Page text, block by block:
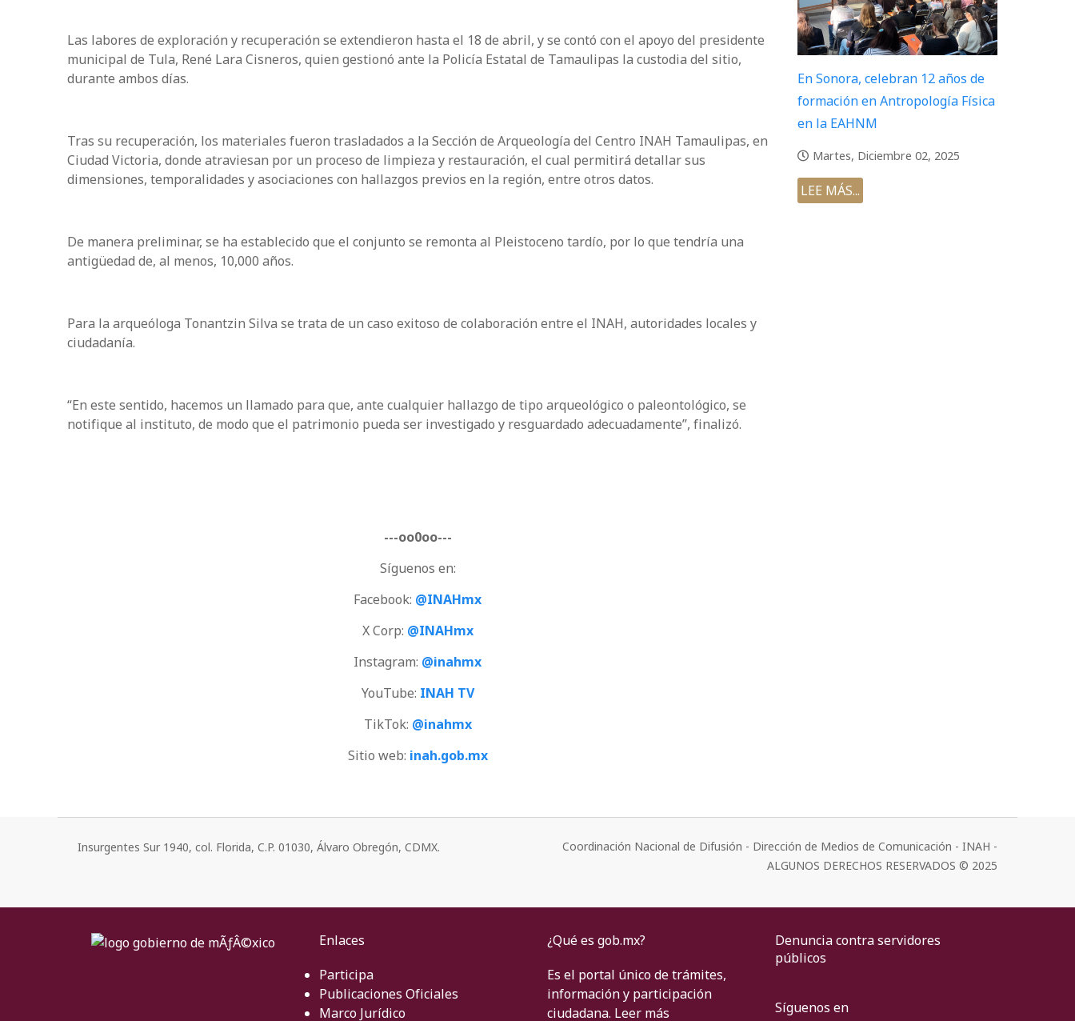
Las labores de exploración y recuperación se extendieron hasta el 18 de abril, y se contó con el apoyo del presidente
municipal de Tula, René Lara Cisneros, quien gestionó ante la Policía Estatal de Tamaulipas la custodia del sitio,
durante ambos días.
Tras su recuperación, los materiales fueron trasladados a la Sección de Arqueología del Centro INAH Tamaulipas, en
Ciudad Victoria, donde atraviesan por un proceso de limpieza y restauración, el cual permitirá detallar sus
dimensiones, temporalidades y asociaciones con hallazgos previos en la región, entre otros datos.
De manera preliminar, se ha establecido que el conjunto se remonta al Pleistoceno tardío, por lo que tendría una
antigüedad de, al menos, 10,000 años.
Para la arqueóloga Tonantzin Silva se trata de un caso exitoso de colaboración entre el INAH, autoridades locales y
ciudadanía.
“En este sentido, hacemos un llamado para que, ante cualquier hallazgo de tipo arqueológico o paleontológico, se
notifique al instituto, de modo que el patrimonio pueda ser investigado y resguardado adecuadamente”, finalizó.
---oo0oo---
Síguenos en:
Facebook: @INAHmx
X Corp: @INAHmx
Instagram: @inahmx
YouTube: INAH TV
TikTok: @inahmx
Sitio web: inah.gob.mx
En Sonora, celebran 12 años de
formación en Antropología Física
en la EAHNM
Martes, Diciembre 02, 2025
LEE MÁS...
Insurgentes Sur 1940, col. Florida, C.P. 01030, Álvaro Obregón, CDMX.
Coordinación Nacional de Difusión - Dirección de Medios de Comunicación - INAH -
ALGUNOS DERECHOS RESERVADOS © 2025
Enlaces
Participa
Publicaciones Oficiales
Marco Jurídico
¿Qué es gob.mx?
Es el portal único de trámites,
información y participación
ciudadana. Leer más
Denuncia contra servidores
públicos
Síguenos en